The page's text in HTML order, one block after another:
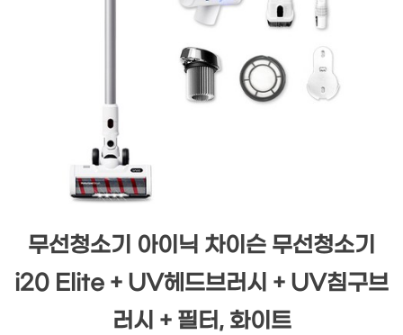
무선청소기 아이닉 차이슨 무선청소기
i20 Elite + UV헤드브러시 + UV침구브
러시 + 필터, 화이트